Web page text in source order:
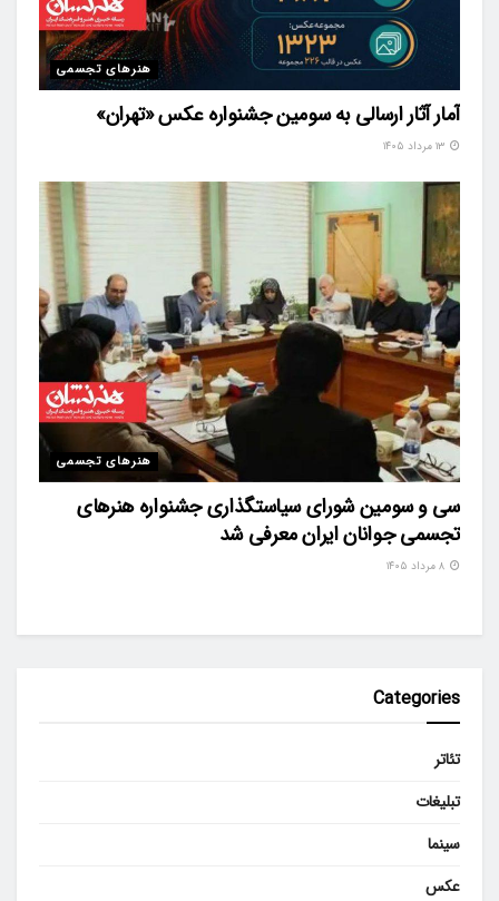
هنرهای تجسمی
آمار آثار ارسالی به سومین جشنواره عکس «تهران»
هنرهای تجسمی
سی و سومین شورای سیاستگذاری جشنواره هنرهای
تجسمی جوانان ایران معرفی شد
Categories
تئاتر
تبلیغات
سینما
عکس